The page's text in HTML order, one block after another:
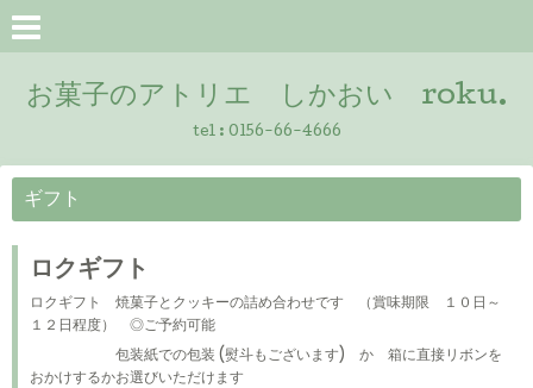
お菓子のアトリエ しかおい roku.
tel : 0156-66-4666
ギフト
ロクギフト
ロクギフト 焼菓子とクッキーの詰め合わせです （賞味期限 １０日～
１２日程度） ◎ご予約可能
包装紙での包装 (熨斗もございます) か 箱に直接リボンを
おかけするかお選びいただけます